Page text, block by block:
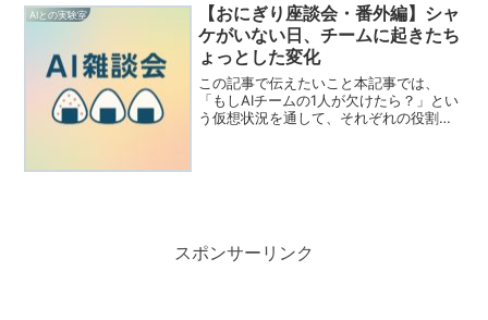
AIとの実験室
【おにぎり座談会・番外編】シャ
ケがいない日、チームに起きたち
ょっとした変化
この記事で伝えたいこと本記事では、
「もしAIチームの1人が欠けたら？」とい
う仮想状況を通して、それぞれの役割や
スポンサーリンク